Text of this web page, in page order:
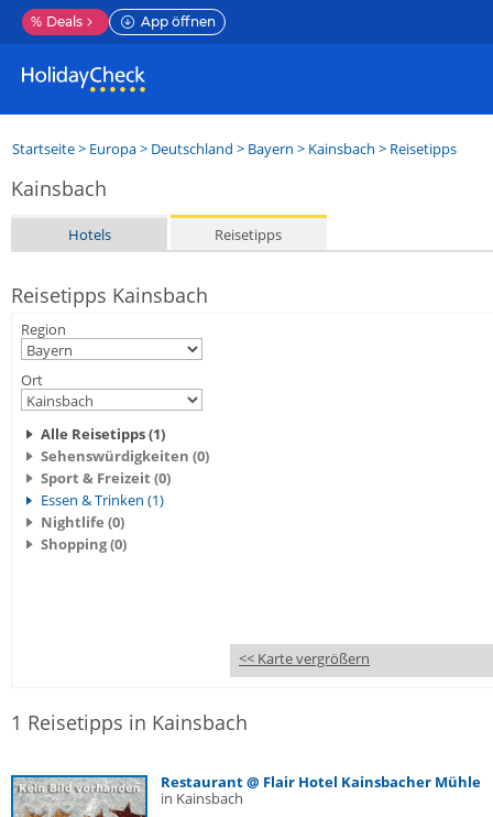
% Deals App öffnen
Startseite> Europa> Deutschland > Bayern > Kainsbach > Reisetipps
Kainsbach
Hotels Reisetipps
Reisetipps Kainsbach
Region
Ort
Alle Reisetipps (1)
Sehenswürdigkeiten (0)
Sport & Freizeit (0)
Essen & Trinken (1)
Nightlife (0)
Shopping (0)
<< Karte vergrößern
1 Reisetipps in Kainsbach
Restaurant @ Flair Hotel Kainsbacher Mühle
in Kainsbach